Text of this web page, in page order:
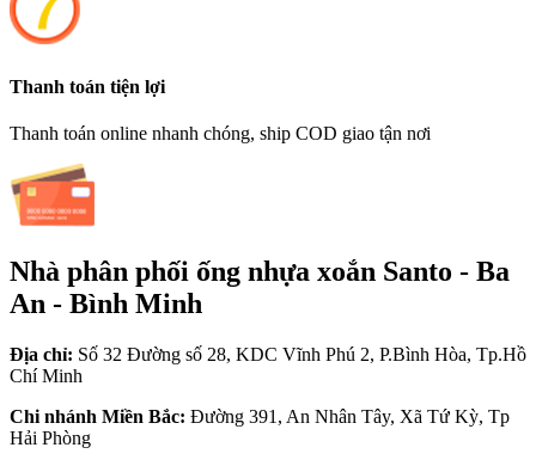
Thanh toán tiện lợi
Thanh toán online nhanh chóng, ship COD giao tận nơi
Nhà phân phối ống nhựa xoắn Santo - Ba
An - Bình Minh
Địa chỉ: Số 32 Đường số 28, KDC Vĩnh Phú 2, P.Bình Hòa, Tp.Hồ
Chí Minh
Chi nhánh Miền Bắc: Đường 391, An Nhân Tây, Xã Tứ Kỳ, Tp
Hải Phòng